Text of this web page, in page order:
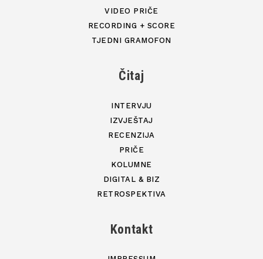
VIDEO PRIČE
RECORDING + SCORE
TJEDNI GRAMOFON
Čitaj
INTERVJU
IZVJEŠTAJ
RECENZIJA
PRIČE
KOLUMNE
DIGITAL & BIZ
RETROSPEKTIVA
Kontakt